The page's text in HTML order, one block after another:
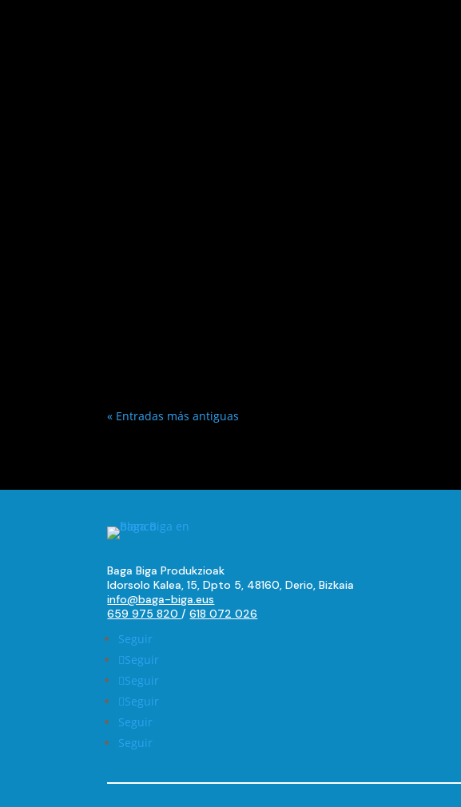
« Entradas más antiguas
Baga Biga Produkzioak
Idorsolo Kalea, 15, Dpto 5, 48160, Derio, Bizkaia
info@baga-biga.eus
659 975 820/618 072 026
Seguir
Seguir
Seguir
Seguir
Seguir
Seguir